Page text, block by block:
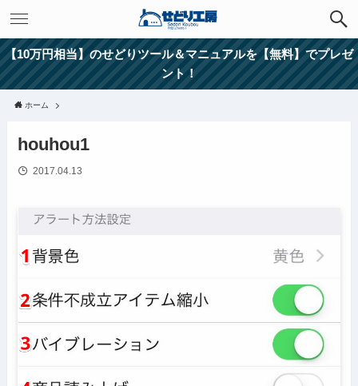
【10万円相当】のせどりツール＆マニュアルを【無料】でプレゼ
ント！
ホーム
houhou1
2017.04.13